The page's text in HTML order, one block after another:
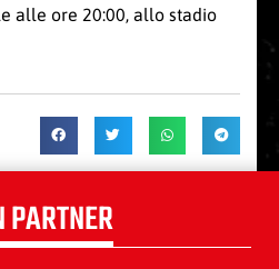
alle ore 20:00, allo stadio